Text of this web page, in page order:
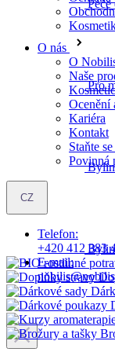
Pro
O nás
O
Naše
Ocenění
Kariéra
Kontakt
Staňte
Povinná
CZ
Telefon:
+420 412 383
E-mail: